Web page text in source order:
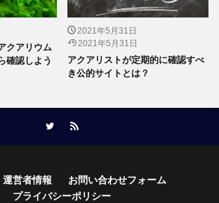
クアリウム
確認しよう
2021年5月31日
2021年5月31日
アクアリストが定期的に確認すべ
き公的サイトとは？
運営者情報
お問い合わせフォーム
プライバシーポリシー